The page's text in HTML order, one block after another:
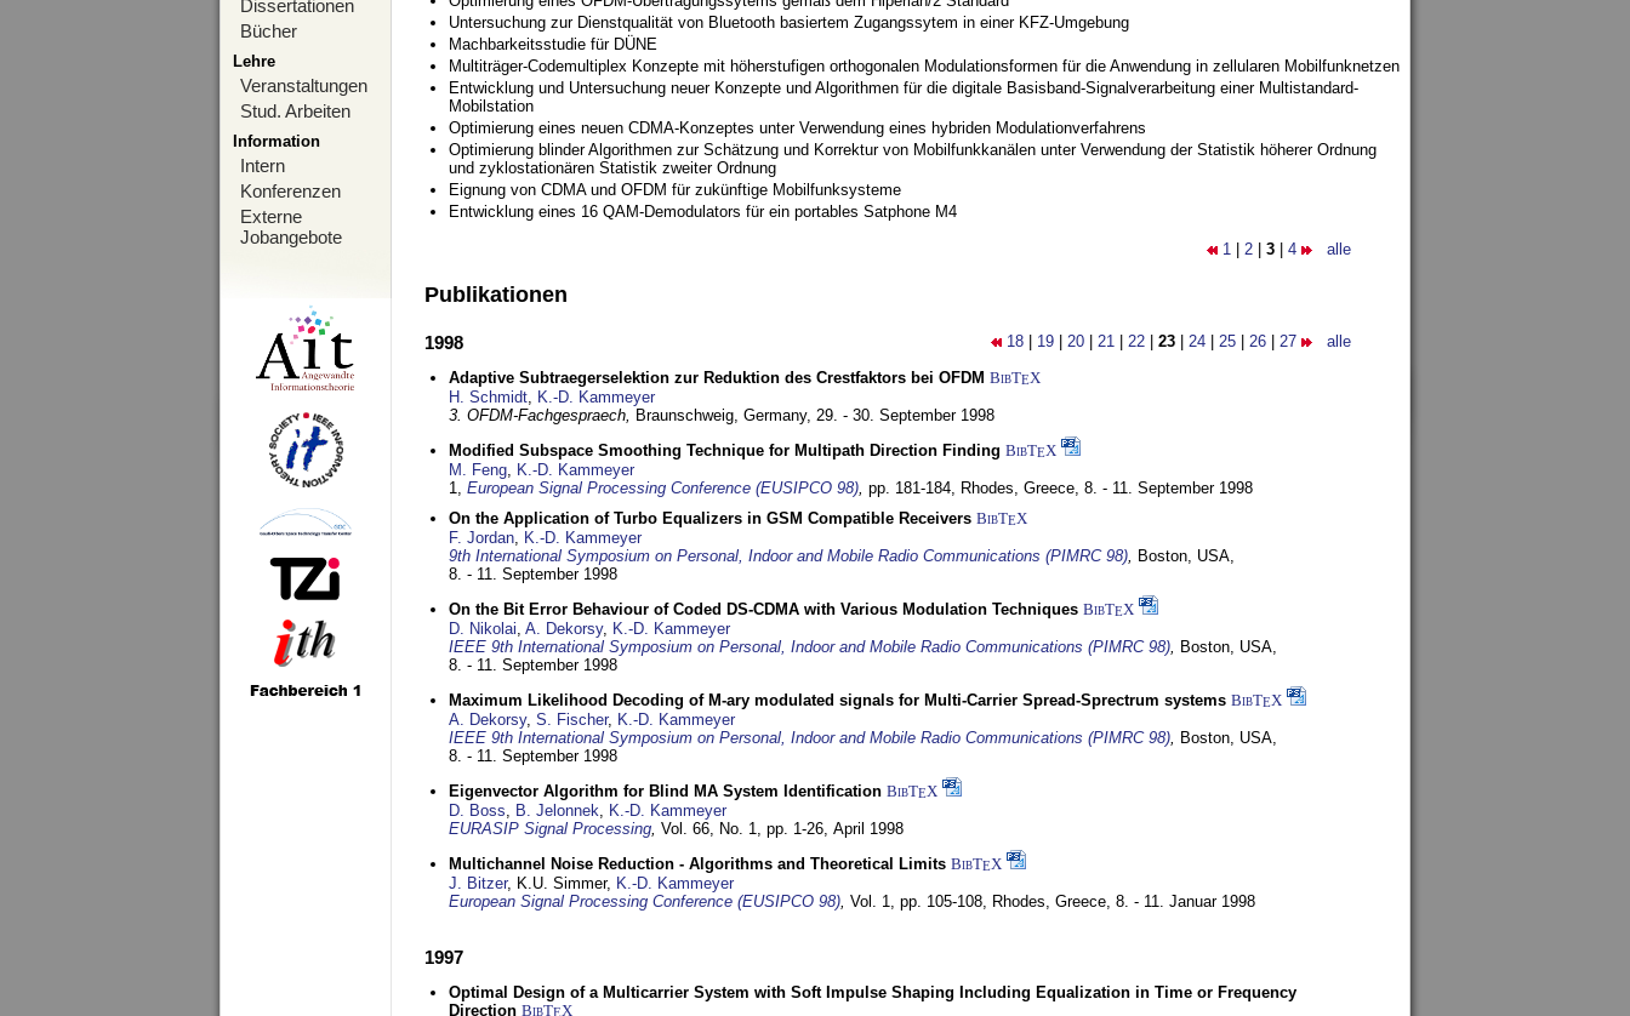
Dissertationen
Bücher
Lehre
Veranstaltungen
Stud. Arbeiten
Information
Intern
Konferenzen
Externe
Jobangebote
Untersuchung zur Dienstqualität von Bluetooth basiertem Zugangssytem in einer KFZ-Umgebung
Machbarkeitsstudie für DÜNE
Multiträger-Codemultiplex Konzepte mit höherstufigen orthogonalen Modulationsformen für die Anwendung in zellularen Mobilfunknetzen
Entwicklung und Untersuchung neuer Konzepte und Algorithmen für die digitale Basisband-Signalverarbeitung einer Multistandard-
Mobilstation
Optimierung eines neuen CDMA-Konzeptes unter Verwendung eines hybriden Modulationverfahrens
Optimierung blinder Algorithmen zur Schätzung und Korrektur von Mobilfunkkanälen unter Verwendung der Statistik höherer Ordnung
und zyklostationären Statistik zweiter Ordnung
Eignung von CDMA und OFDM für zukünftige Mobilfunksysteme
Entwicklung eines 16 QAM-Demodulators für ein portables Satphone M4
1 2 3 4 alle
Publikationen
18 19 20 21 22 23 24 25 26 27 alle
1998
Adaptive Subtraegerselektion zur Reduktion des Crestfaktors bei OFDM BibTEX
H. Schmidt, K.-D. Kammeyer
3. OFDM-Fachgespraech, Braunschweig, Germany, 29. - 30. September 1998
Modified Subspace Smoothing Technique for Multipath Direction Finding BibTEX
M. Feng, K.-D. Kammeyer
1, European Signal Processing Conference (EUSIPCO 98), pp. 181-184, Rhodes, Greece, 8. - 11. September 1998
On the Application of Turbo Equalizers in GSM Compatible Receivers BibTEX
F. Jordan, K.-D. Kammeyer
9th International Symposium on Personal, Indoor and Mobile Radio Communications (PIMRC 98), Boston, USA,
8. - 11. September 1998
On the Bit Error Behaviour of Coded DS-CDMA with Various Modulation Techniques BibTEX
D. Nikolai, A. Dekorsy, K.-D. Kammeyer
IEEE 9th International Symposium on Personal, Indoor and Mobile Radio Communications (PIMRC 98), Boston, USA,
8. - 11. September 1998
Maximum Likelihood Decoding of M-ary modulated signals for Multi-Carrier Spread-Sprectrum systems BibTEX
A. Dekorsy, S. Fischer, K.-D. Kammeyer
IEEE 9th International Symposium on Personal, Indoor and Mobile Radio Communications (PIMRC 98), Boston, USA,
8. - 11. September 1998
Eigenvector Algorithm for Blind MA System Identification BibTEX
D. Boss, B. Jelonnek, K.-D. Kammeyer
EURASIP Signal Processing, Vol. 66, No. 1, pp. 1-26, April 1998
Multichannel Noise Reduction - Algorithms and Theoretical Limits BibTEX
J. Bitzer, K.U. Simmer, K.-D. Kammeyer
European Signal Processing Conference (EUSIPCO 98), Vol. 1, pp. 105-108, Rhodes, Greece, 8. - 11. Januar 1998
1997
Optimal Design of a Multicarrier System with Soft Impulse Shaping Including Equalization in Time or Frequency
Direction BibTEX